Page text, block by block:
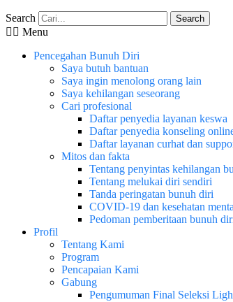
Search Search
Menu
Pencegahan Bunuh Diri
Saya butuh bantuan
Saya ingin menolong orang lain
Saya kehilangan seseorang
Cari profesional
Daftar penyedia layanan keswa
Daftar penyedia konseling
Daftar layanan curhat dan
Mitos dan fakta
Tentang penyintas kehilangan
Tentang melukai diri sendiri
Tanda peringatan bunuh diri
COVID-19 dan kesehatan
Pedoman pemberitaan bunuh
Profil
Tentang Kami
Program
Pencapaian Kami
Gabung
Pengumuman Final Seleksi